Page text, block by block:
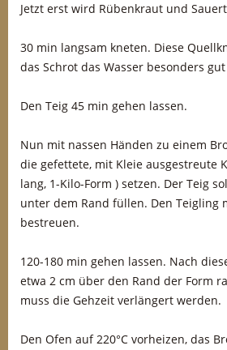
Jetzt erst wird Rübenkraut und
30 min langsam kneten. Diese
das Schrot das Wasser besonders
Den Teig 45 min gehen lassen.
Nun mit nassen Händen zu einem
die gefettete, mit Kleie ausgestreute
lang, 1-Kilo-Form ) setzen. Der Teig
unter dem Rand füllen. Den Teigling
bestreuen.
120-180 min gehen lassen. Nach
etwa 2 cm über den Rand der Form
muss die Gehzeit verlängert werden.
Den Ofen auf 220°C vorheizen, das